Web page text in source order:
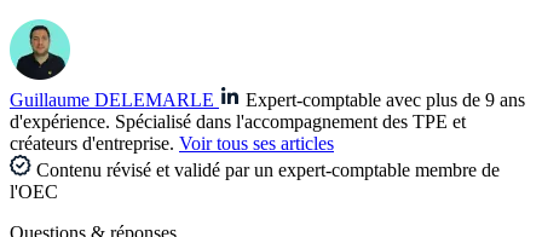
Guillaume DELEMARLE
Expert-comptable avec plus de 9 ans
d'expérience. Spécialisé dans l'accompagnement des TPE et
créateurs d'entreprise. Voir tous ses articles
Contenu révisé et validé par un expert-comptable membre de
l'OEC
Questions & réponses